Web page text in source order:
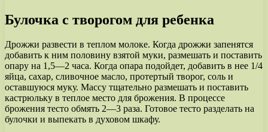
Булочка с творогом для ребенка
Дрожжи развести в теплом молоке. Когда дрожжи запенятся
добавить к ним половину взятой муки, размешать и поставить
опару на 1,5—2 часа. Когда опара подойдет, добавить в нее 1/4
яйца, сахар, сливочное масло, протертый творог, соль и
оставшуюся муку. Массу тщательно размешать и поставить
кастрюльку в теплое место для брожения. В процессе
брожения тесто обмять 2—3 раза. Готовое тесто разделать на
булочки и выпекать в духовом шкафу.